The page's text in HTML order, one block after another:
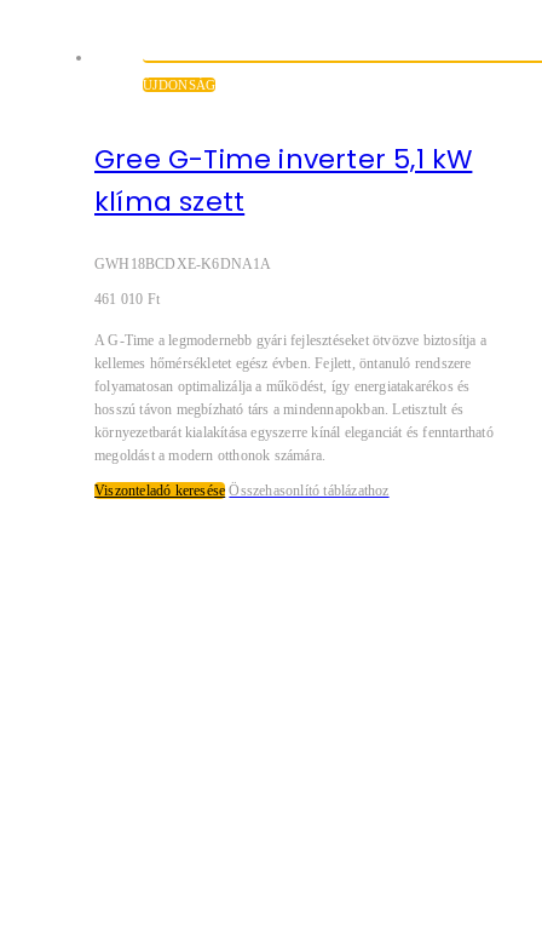
ÚJDONSÁG
Gree G-Time inverter 5,1 kW
klíma szett
GWH18BCDXE-K6DNA1A
461 010 Ft
A G-Time a legmodernebb gyári fejlesztéseket ötvözve biztosítja a
kellemes hőmérsékletet egész évben. Fejlett, öntanuló rendszere
folyamatosan optimalizálja a működést, így energiatakarékos és
hosszú távon megbízható társ a mindennapokban. Letisztult és
környezetbarát kialakítása egyszerre kínál eleganciát és fenntartható
megoldást a modern otthonok számára.
Viszonteladó keresése Összehasonlító táblázathoz